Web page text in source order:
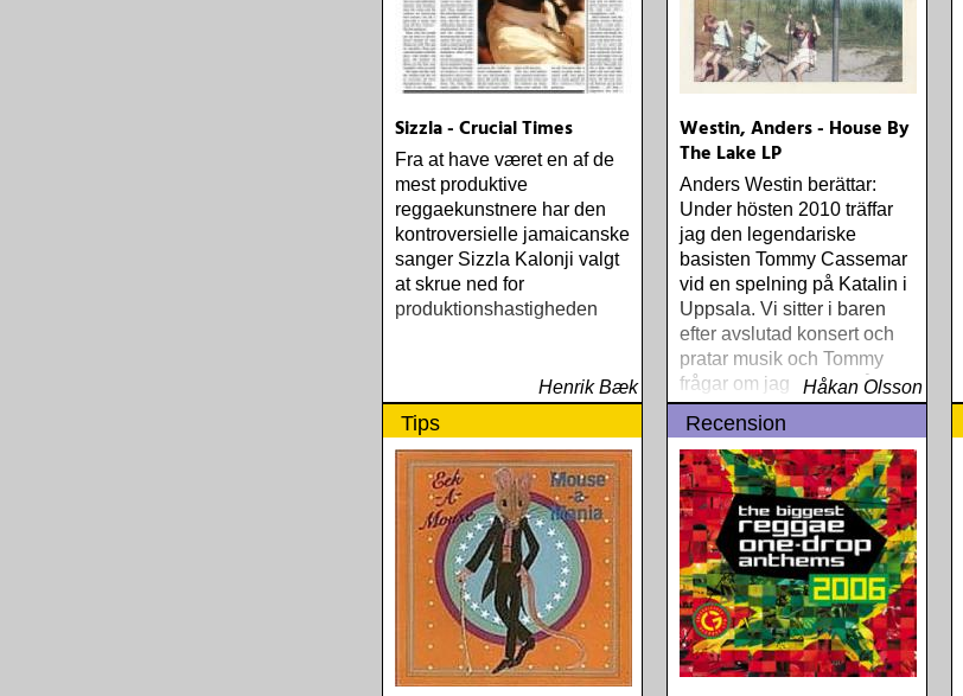
Sizzla - Crucial Times
Fra at have været en af de
mest produktive
reggaekunstnere har den
kontroversielle jamaicanske
sanger Sizzla Kalonji valgt
at skrue ned for
produktionshastigheden
Henrik Bæk
Westin, Anders - House By
The Lake LP
Anders Westin berättar:
Under hösten 2010 träffar
jag den legendariske
basisten Tommy Cassemar
vid en spelning på Katalin i
Uppsala. Vi sitter i baren
efter avslutad konsert och
pratar musik och Tommy
frågar om jag spelar något
instrument
Håkan Olsson
Tips Recension